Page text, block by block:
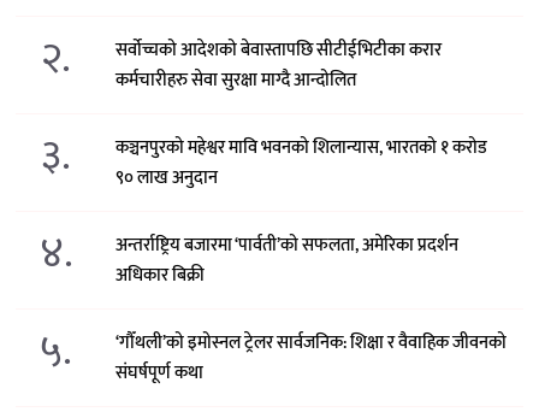
२.
सर्वोच्चको आदेशको बेवास्तापछि सीटीईभिटीका करार
कर्मचारीहरु सेवा सुरक्षा माग्दै आन्दोलित
३.
कञ्चनपुरको महेश्वर मावि भवनको शिलान्यास, भारतको १ करोड
९० लाख अनुदान
४.
अन्तर्राष्ट्रिय बजारमा ‘पार्वती’को सफलता, अमेरिका प्रदर्शन
अधिकार बिक्री
५.
‘गौँथली’को इमोस्नल ट्रेलर सार्वजनिक: शिक्षा र वैवाहिक जीवनको
संघर्षपूर्ण कथा